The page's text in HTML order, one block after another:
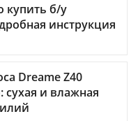
купить б/у
инструкция
Dreame Z40
сухая и влажная